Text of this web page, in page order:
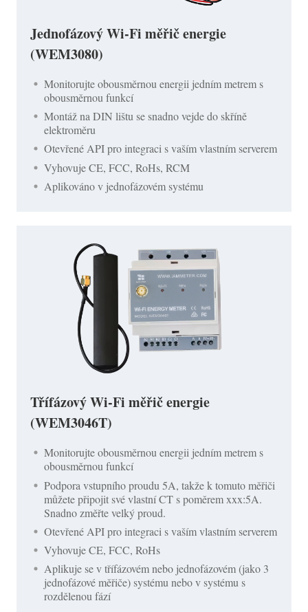
Jednofázový Wi-Fi měřič energie
(WEM3080)
Monitorujte obousměrnou energii jedním metrem s
obousměrnou funkcí
Montáž na DIN lištu se snadno vejde do skříně
elektroměru
Otevřené API pro integraci s vaším vlastním serverem
Vyhovuje CE, FCC, RoHs, RCM
Aplikováno v jednofázovém systému
Třífázový Wi-Fi měřič energie
(WEM3046T)
Monitorujte obousměrnou energii jedním metrem s
obousměrnou funkcí
Podpora vstupního proudu 5A, takže k tomuto měřiči
můžete připojit své vlastní CT s poměrem xxx:5A.
Snadno změřte velký proud.
Otevřené API pro integraci s vaším vlastním serverem
Vyhovuje CE, FCC, RoHs
Aplikuje se v třífázovém nebo jednofázovém (jako 3
jednofázové měřiče) systému nebo v systému s
rozdělenou fází